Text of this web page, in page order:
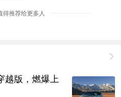
得推荐给更多人
越版，燃爆上